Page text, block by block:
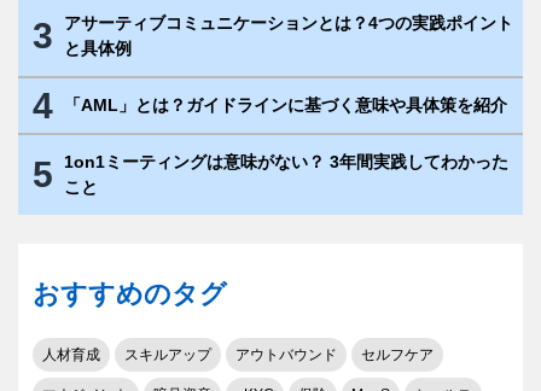
3
アサーティブコミュニケーションとは？4つの実践ポイント
と具体例
4 「AML」とは？ガイドラインに基づく意味や具体策を紹介
5
1on1ミーティングは意味がない？ 3年間実践してわかった
こと
おすすめのタグ
人材育成 スキルアップ アウトバウンド セルフケア